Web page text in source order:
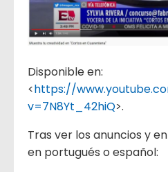
Disponible en:
<https://
v=7N8Yt_42hiQ>.
Tras ver los anuncios y
en portugués o español: